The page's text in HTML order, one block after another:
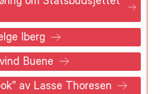
om Statsbudsjettet
Iberg
Buene
av Lasse Thoresen